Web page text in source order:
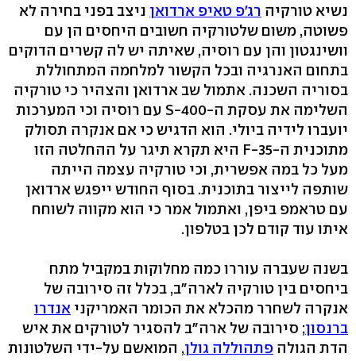
נשיא טורקיה רג'פ טאיפ ארדואן ניצב בפני בחירה לא
פשוטה, משום שלטורקיה חשובים היחסים הן עם
וושינגטון והן עם רוסיה, שאיתה יש לה קשרים הדוקים
בתחום האנרגיה ובכל הקשור למלחמה המתחוללת
בסוריה השכנה. אתמול שב ארדואן והצהיר כי טורקיה
השלימה את עסקת ה-S-400 עם רוסיה וכי המערכות
יועברו לידיה ביולי. הוא הדגיש כי אם אנקרה תסולק
מתוכנית ה-F-35 היא תקרא תיגר על ההחלטה הזו
מעל כל במה אפשרית, וכי טורקיה עצמה הייתה
שותפה לייצור בתוכנית. בסוף החודש ייפגש ארדואן
עם טראמפ ביפן, ואתמול אמר כי הוא מקווה לשוחח
איתו עוד קודם לכן בטלפון.
בשנה שעברה עוררו כמה מחלוקות במקביל מתח
ביחסים בין טורקיה לארה"ב, בכלל זה סירובה של
אנקרה לשחרר מהכלא את הכומר האמריקני אנדרו
ברנסון; סירובה של ארה"ב להסגיר לטורקים את איש
הדת הגולה פתהוללה גולן, המואשם על-ידי השלטונות